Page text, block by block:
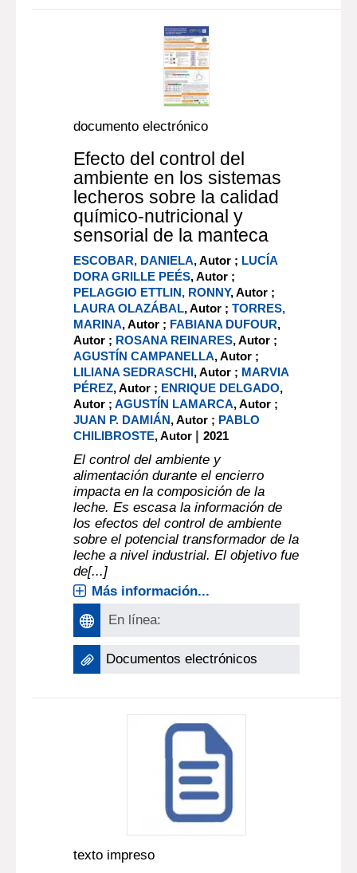
documento electrónico
Efecto del control del
ambiente en los sistemas
lecheros sobre la calidad
químico-nutricional y
sensorial de la manteca
ESCOBAR, DANIELA, Autor ; LUCÍA
DORA GRILLE PEÉS, Autor ;
PELAGGIO ETTLIN, RONNY, Autor ;
LAURA OLAZÁBAL, Autor ;TORRES,
MARINA, Autor ; FABIANA DUFOUR,
Autor ; ROSANA REINARES, Autor ;
AGUSTÍN CAMPANELLA, Autor ;
LILIANA SEDRASCHI, Autor ; MARVIA
PÉREZ, Autor ; ENRIQUE DELGADO,
Autor ;AGUSTÍN LAMARCA, Autor ;
JUAN P. DAMIÁN, Autor ; PABLO
CHILIBROSTE, Autor |2021
El control del ambiente y
alimentación durante el encierro
impacta en la composición de la
leche. Es escasa la información de
los efectos del control de ambiente
sobre el potencial transformador de la
leche a nivel industrial. El objetivo fue
de[...]
Más información...
En línea:
Documentos electrónicos
texto impreso